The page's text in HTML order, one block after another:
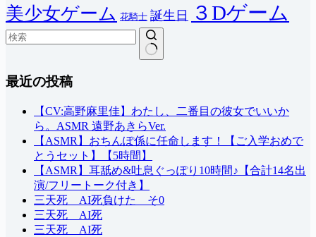
美少女ゲーム 花騎士 誕生日 ３Dゲーム
果
最近の投稿
【CV:高野麻里佳】わたし、二番目の彼女でいいか
ら。ASMR 遠野あきらVer.
【ASMR】おちんぽ係に任命します！【ご入学おめで
とうセット】【5時間】
【ASMR】耳舐め&吐息ぐっぽり10時間♪【合計14名出
演/フリートーク付き】
三天死 AI死負けた そ0
三天死 AI死
三天死 AI死